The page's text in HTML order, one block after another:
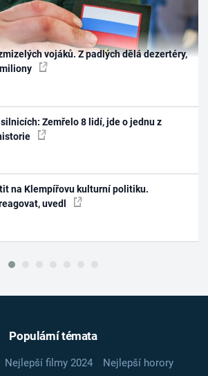
vojáků. Z padlých dělá dezertéry,
Zemřelo 8 lidí, jde o jednu z
na Klempířovu kulturní politiku.
uvedl
Populární témata
Nejlepší filmy 2024
Nejlepší horory